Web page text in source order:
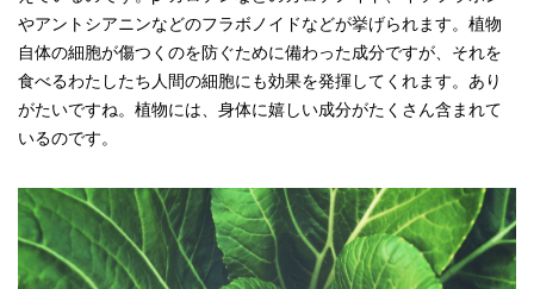
やアントシアニンなどのフラボノイドなどが挙げられます。植物
自体の細胞が傷つくのを防ぐために備わった成分ですが、それを
食べるわたしたち人間の細胞にも効果を発揮してくれます。あり
がたいですね。植物には、身体に嬉しい成分がたくさん含まれて
いるのです。